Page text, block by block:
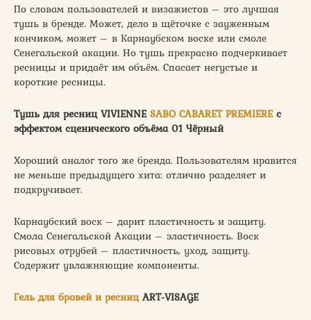
По словам пользователей и визажистов – это лучшая
тушь в бренде. Может, дело в щёточке с зауженным
кончиком, может – в Карнаубском воске или смоле
Сенегальской акации. Но тушь прекрасно подчеркивает
ресницы и придаёт им объём. Спасает негустые и
короткие ресницы.
Тушь для ресниц VIVIENNE SABO CABARET PREMIERE с
эффектом сценического объёма 01 Чёрный
Хороший аналог того же бренда. Пользователям нравится
не меньше предыдущего хита: отлично разделяет и
подкручивает.
Карнаубский воск – дарит пластичность и защиту.
Смола Сенегальской Акации – эластичность. Воск
рисовых отрубей – пластичность, уход, защиту.
Содержит увлажняющие компоненты.
Гель для бровей и ресницART-VISAGE